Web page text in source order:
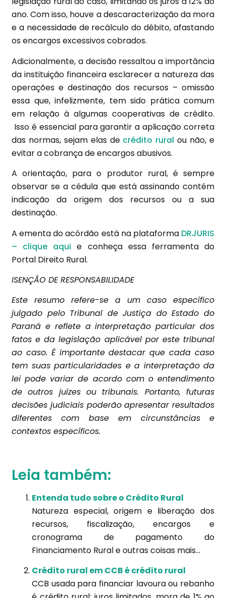
ano. Com isso, houve a descaracterização da mora
e a necessidade de recálculo do débito, afastando
os encargos excessivos cobrados.
Adicionalmente, a decisão ressaltou a importância
da instituição financeira esclarecer a natureza das
operações e destinação dos recursos – omissão
essa que, infelizmente, tem sido prática comum
em relação à algumas cooperativas de crédito.
Isso é essencial para garantir a aplicação correta
das normas, sejam elas de crédito rural ou não, e
evitar a cobrança de encargos abusivos.
A orientação, para o produtor rural, é sempre
observar se a cédula que está assinando contém
indicação da origem dos recursos ou a sua
destinação.
A ementa do acórdão está na plataforma DRJURIS
– clique aqui e conheça essa ferramenta do
Portal Direito Rural.
ISENÇÃO DE RESPONSABILIDADE
Este resumo refere-se a um caso específico
julgado pelo Tribunal de Justiça do Estado do
Paraná e reflete a interpretação particular dos
fatos e da legislação aplicável por este tribunal
ao caso. É importante destacar que cada caso
tem suas particularidades e a interpretação da
lei pode variar de acordo com o entendimento
de outros juízes ou tribunais. Portanto, futuras
decisões judiciais poderão apresentar resultados
diferentes com base em circunstâncias e
contextos específicos.
Leia também:
Entenda tudo sobre o Crédito Rural
Natureza especial, origem e liberação dos
recursos, fiscalização, encargos e
cronograma de pagamento do
Financiamento Rural e outras coisas mais...
Crédito rural em CCB é crédito rural
CCB usada para financiar lavoura ou rebanho